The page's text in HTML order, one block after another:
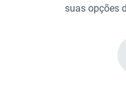
suas opções